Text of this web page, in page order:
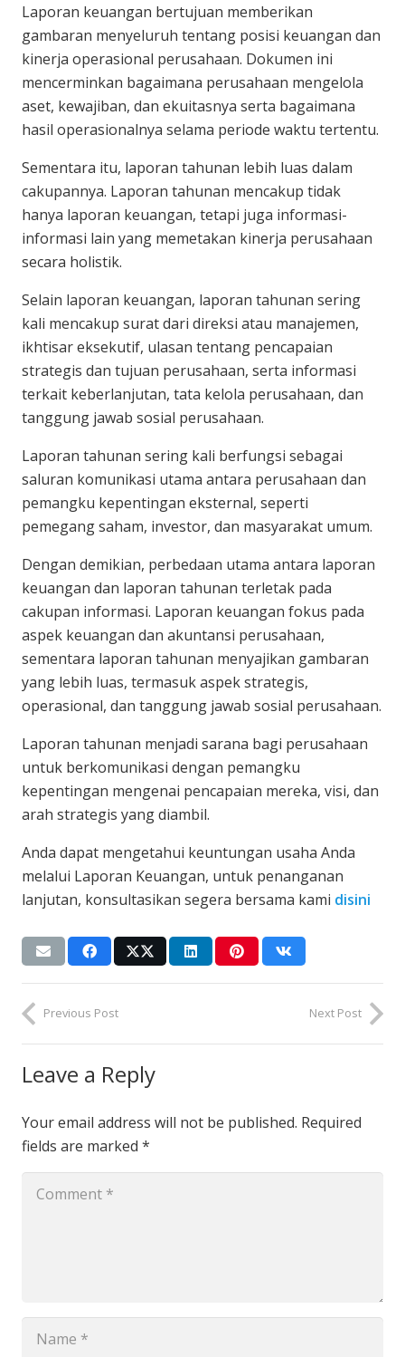
Laporan keuangan bertujuan memberikan
gambaran menyeluruh tentang posisi keuangan dan
kinerja operasional perusahaan. Dokumen ini
mencerminkan bagaimana perusahaan mengelola
aset, kewajiban, dan ekuitasnya serta bagaimana
hasil operasionalnya selama periode waktu tertentu.
Sementara itu, laporan tahunan lebih luas dalam
cakupannya. Laporan tahunan mencakup tidak
hanya laporan keuangan, tetapi juga informasi-
informasi lain yang memetakan kinerja perusahaan
secara holistik.
Selain laporan keuangan, laporan tahunan sering
kali mencakup surat dari direksi atau manajemen,
ikhtisar eksekutif, ulasan tentang pencapaian
strategis dan tujuan perusahaan, serta informasi
terkait keberlanjutan, tata kelola perusahaan, dan
tanggung jawab sosial perusahaan.
Laporan tahunan sering kali berfungsi sebagai
saluran komunikasi utama antara perusahaan dan
pemangku kepentingan eksternal, seperti
pemegang saham, investor, dan masyarakat umum.
Dengan demikian, perbedaan utama antara laporan
keuangan dan laporan tahunan terletak pada
cakupan informasi. Laporan keuangan fokus pada
aspek keuangan dan akuntansi perusahaan,
sementara laporan tahunan menyajikan gambaran
yang lebih luas, termasuk aspek strategis,
operasional, dan tanggung jawab sosial perusahaan.
Laporan tahunan menjadi sarana bagi perusahaan
untuk berkomunikasi dengan pemangku
kepentingan mengenai pencapaian mereka, visi, dan
arah strategis yang diambil.
Anda dapat mengetahui keuntungan usaha Anda
melalui Laporan Keuangan, untuk penanganan
lanjutan, konsultasikan segera bersama kami disini
Previous Post Next Post
Leave a Reply
Your email address will not be published. Required
fields are marked *